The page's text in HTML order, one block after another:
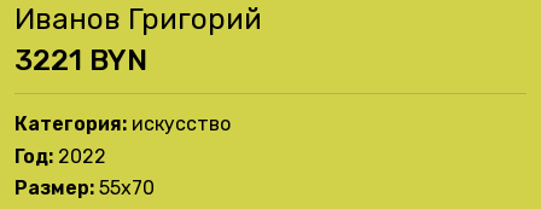
Иванов Григорий
3221 BYN
Категория: иcкусство
Год: 2022
Размер: 55х70